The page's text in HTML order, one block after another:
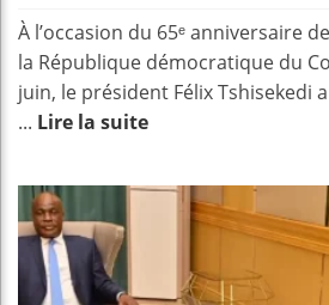
À l’occasion du 65ᵉ anniversaire
la République démocratique du
juin, le président Félix Tshisekedi
... Lire la suite